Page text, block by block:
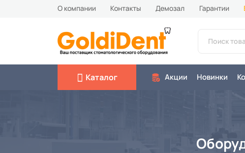
О компании Контакты Демозал Гарантии
Каталог Акции Новинки